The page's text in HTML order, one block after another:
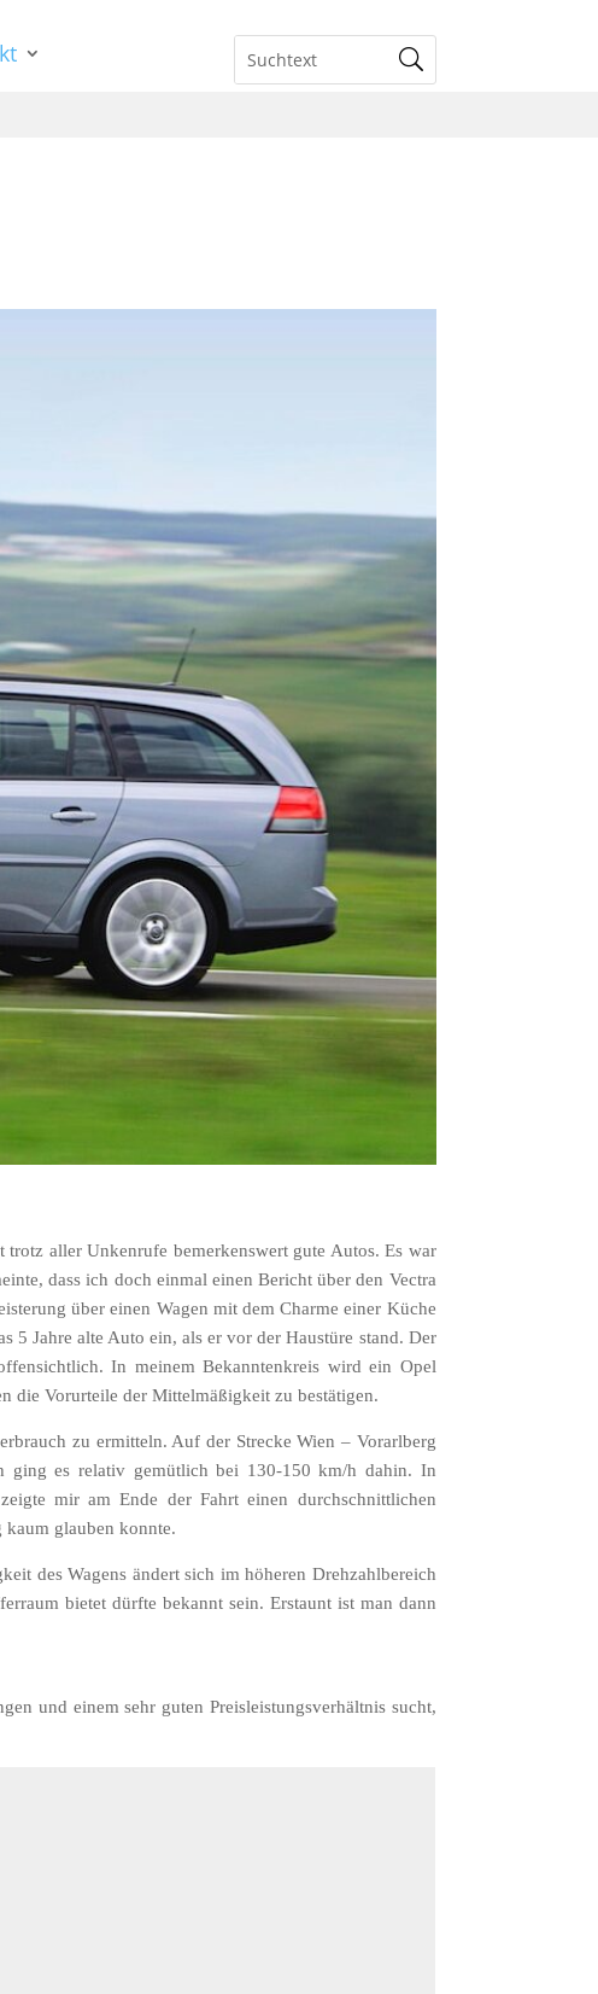
aller Unkenrufe bemerkenswert gute Autos. Es war
dass ich doch einmal einen Bericht über den Vectra
über einen Wagen mit dem Charme einer Küche
Jahre alte Auto ein, als er vor der Haustüre stand. Der
In meinem Bekanntenkreis wird ein Opel
die Vorurteile der Mittelmäßigkeit zu bestätigen.
zu ermitteln. Auf der Strecke Wien – Vorarlberg
ging es relativ gemütlich bei 130-150 km/h dahin. In
mir am Ende der Fahrt einen durchschnittlichen
kaum glauben konnte.
des Wagens ändert sich im höheren Drehzahlbereich
bietet dürfte bekannt sein. Erstaunt ist man dann
und einem sehr guten Preisleistungsverhältnis sucht,